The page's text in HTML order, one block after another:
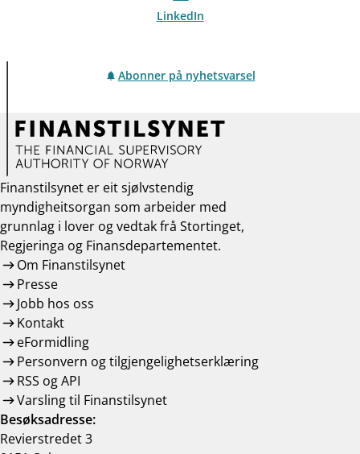
LinkedIn
Abonner på nyhetsvarsel
Finanstilsynet er eit sjølvstendig
myndigheitsorgan som arbeider med
grunnlag i lover og vedtak frå Stortinget,
Regjeringa og Finansdepartementet.
Om Finanstilsynet
Presse
Jobb hos oss
Kontakt
eFormidling
Personvern og tilgjengelighetserklæring
RSS og API
Varsling til Finanstilsynet
Besøksadresse:
Revierstredet 3